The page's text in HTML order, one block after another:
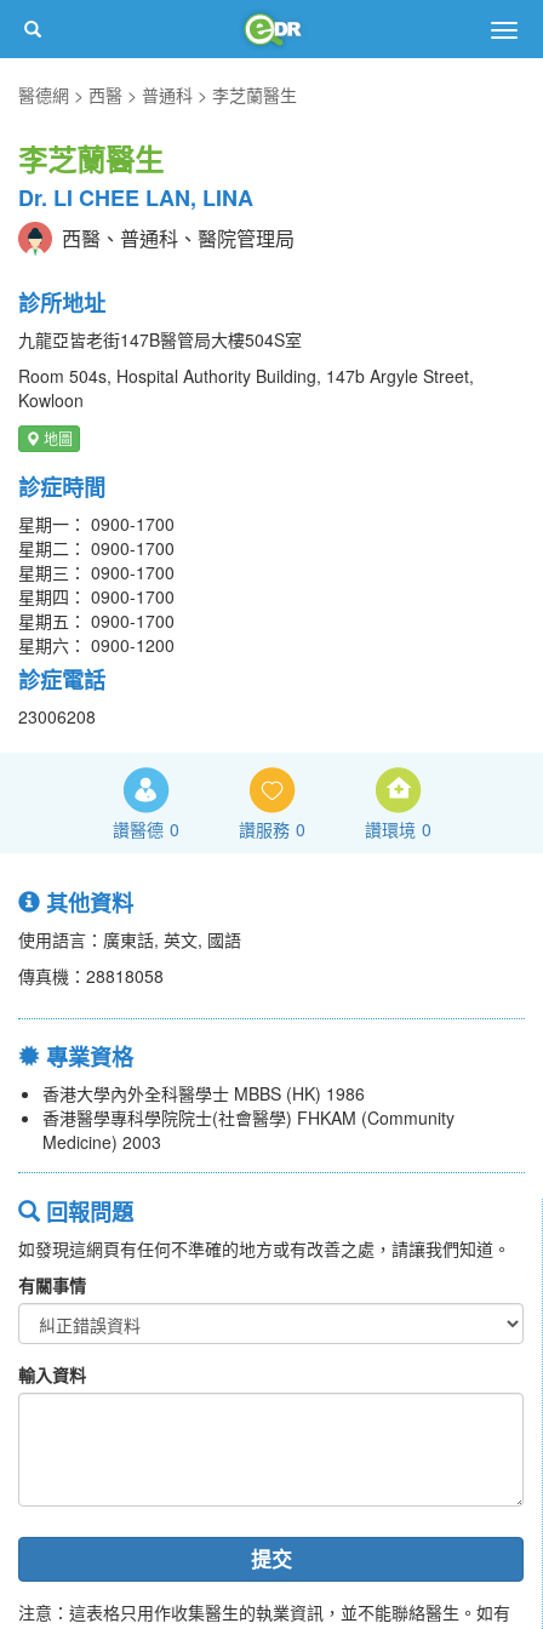
醫德網
西醫 普通科 李芝蘭醫生
李芝蘭醫生
Dr. LI CHEE LAN, LINA
西醫、普通科、醫院管理局
診所地址
九龍亞皆老街147B醫管局大樓504S室
Room 504s, Hospital Authority Building, 147b Argyle Street,
Kowloon
地圖
診症時間
星期一： 0900-1700
星期二： 0900-1700
星期三： 0900-1700
星期四： 0900-1700
星期五： 0900-1700
星期六： 0900-1200
診症電話
23006208
讚醫德 0 讚服務 0 讚環境 0
其他資料
使用語言：廣東話, 英文, 國語
傳真機：28818058
專業資格
香港大學內外全科醫學士 MBBS (HK) 1986
香港醫學專科學院院士(社會醫學) FHKAM (Community
Medicine) 2003
回報問題
如發現這網頁有任何不準確的地方或有改善之處，請讓我們知道。
有關事情
輸入資料
提交
注意：這表格只用作收集醫生的執業資訊，並不能聯絡醫生。如有